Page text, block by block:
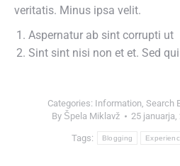
veritatis. Minus ipsa velit.
Aspernatur ab sint corrupti ut
Sint sint nisi non et et. Sed
Categories: Information, Search
By Špela Miklavž 25 januarja,
Tags: Blogging